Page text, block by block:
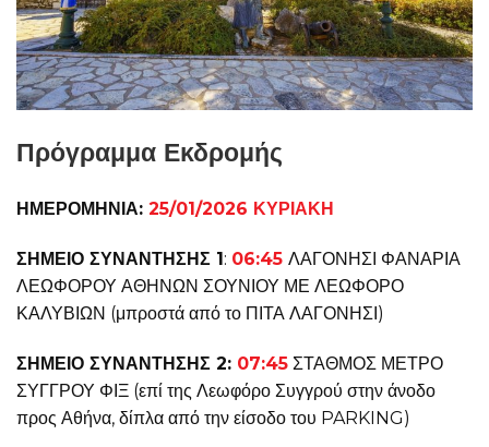
Πρόγραμμα Εκδρομής
ΗΜΕΡΟΜΗΝΙΑ: 25/01/2026 ΚΥΡΙΑΚΗ
ΣΗΜΕΙΟ ΣΥΝΑΝΤΗΣΗΣ 1: 06:45 ΛΑΓΟΝΗΣΙ ΦΑΝΑΡΙΑ
ΛΕΩΦΟΡΟΥ ΑΘΗΝΩΝ ΣΟΥΝΙΟΥ ΜΕ ΛΕΩΦΟΡΟ
ΚΑΛΥΒΙΩΝ (μπροστά από το ΠΙΤΑ ΛΑΓΟΝΗΣΙ)
ΣΗΜΕΙΟ ΣΥΝΑΝΤΗΣΗΣ 2: 07:45 ΣΤΑΘΜΟΣ ΜΕΤΡΟ
ΣΥΓΓΡΟΥ ΦΙΞ (επί της Λεωφόρο Συγγρού στην άνοδο
προς Αθήνα, δίπλα από την είσοδο του PARKING)